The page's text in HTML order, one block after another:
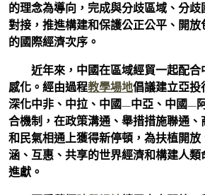
的理念為導向，完成與分歧區域、分
對接，推進構建和保護公正公平、開
的國際經濟次序。
近年來，中國在區域經貿一起配
感化。經由過程教學場地倡議建立亞投
深化中非、中拉、中國—中亞、中國—
合機制，在政策溝通、舉措措施聯通
和民氣相通上獲得新停頓，為扶植開
涵、互惠、共享的世界經濟和構建人
進獻。